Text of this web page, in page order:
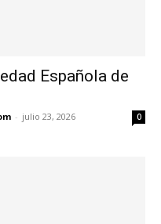
Española de
- julio 23, 2026 0